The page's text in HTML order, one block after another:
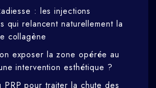
: les injections
qui relancent naturellement la
collagène
exposer la zone opérée au
intervention esthétique ?
PRP pour traiter la chute des